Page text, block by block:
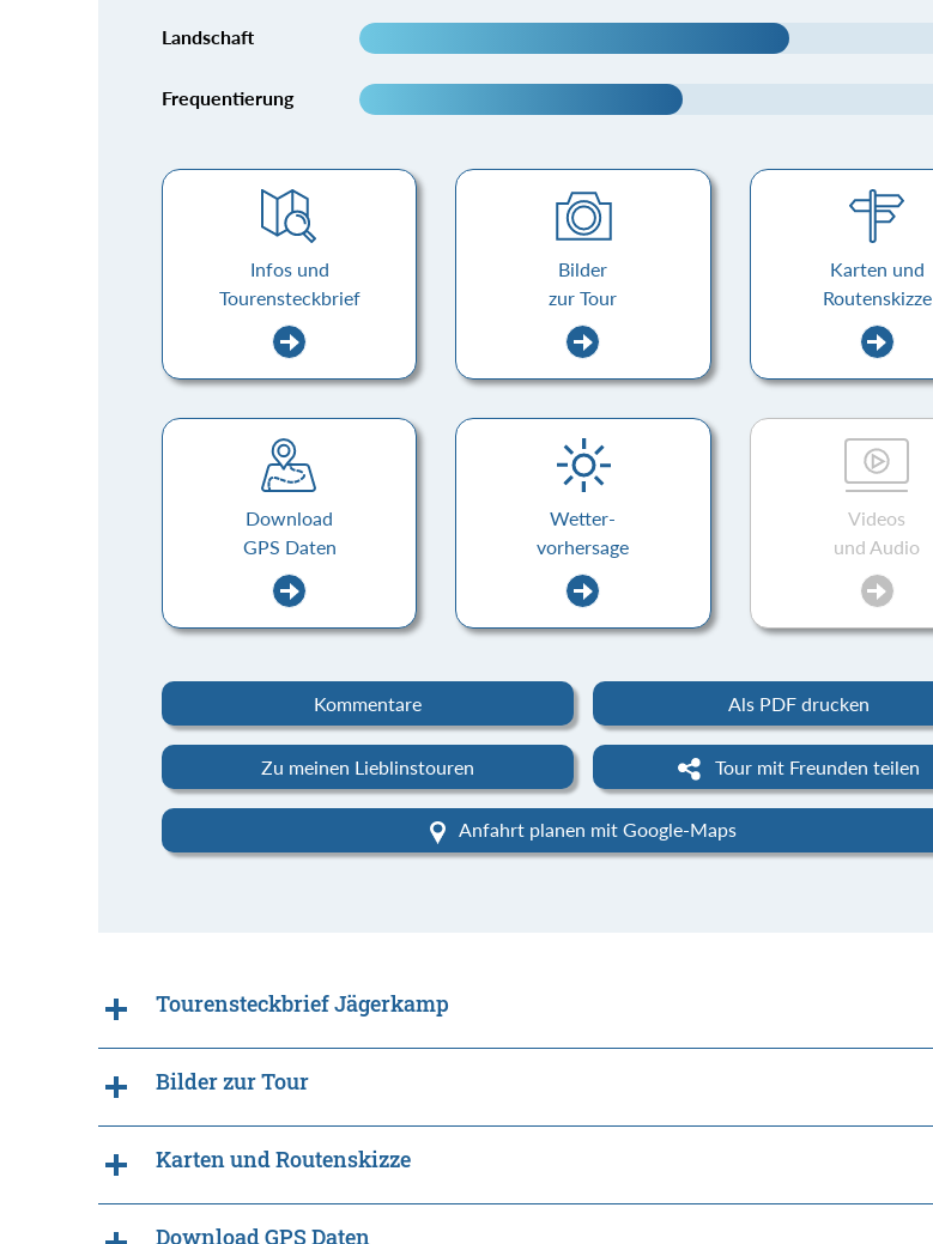
Landschaft
Frequentierung
Infos und
Tourensteckbrief
Bilder
zur Tour
Karten und
Routenskizze
Download
GPS Daten
Wetter-
vorhersage
Videos
und Audio
Kommentare Als PDF drucken
Zu meinen Lieblinstouren Tour mit Freunden teilen
Anfahrt planen mit Google-Maps
Tourensteckbrief Jägerkamp
Bilder zur Tour
Karten und Routenskizze
Download GPS Daten